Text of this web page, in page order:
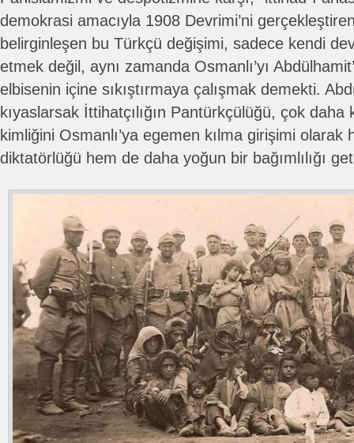
demokrasi amacıyla 1908 Devrimi’ni
belirginleşen bu Türkçü değişimi, sadece kendi
etmek değil, aynı zamanda Osmanlı’yı
elbisenin içine sıkıştırmaya çalışmak demekti.
kıyaslarsak İttihatçılığın Pantürkçülüğü, çok
kimliğini Osmanlı’ya egemen kılma girişimi
diktatörlüğü hem de daha yoğun bir bağımlılığı